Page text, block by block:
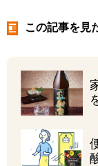
この記事を見